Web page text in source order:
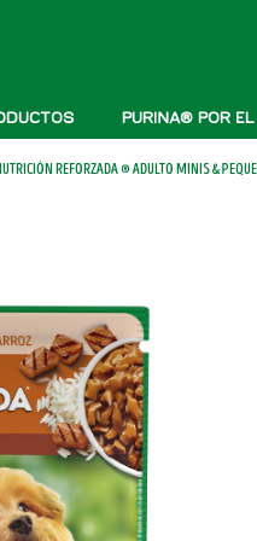
Purina® por
REFORZADA ® ADULTO MINIS &